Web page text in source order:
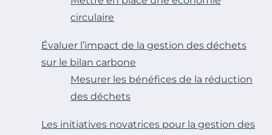
circulaire
Évaluer l’impact de la gestion des déchets
sur le bilan carbone
Mesurer les bénéfices de la réduction
des déchets
Les initiatives novatrices pour la gestion des